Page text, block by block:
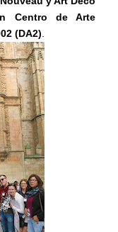
Centro de Arte
(DA2)